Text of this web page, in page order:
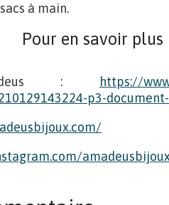
à main.
Pour en savoir plus
:
https://
p3-